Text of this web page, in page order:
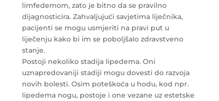
limfedemom, zato je bitno da se pravilno
dijagnosticira. Zahvaljujući savjetima liječnika,
pacijenti se mogu usmjeriti na pravi put u
liječenju kako bi im se poboljšalo zdravstveno
stanje.
Postoji nekoliko stadija lipedema. Oni
uznapredovaniji stadiji mogu dovesti do razvoja
novih bolesti. Osim poteškoća u hodu, kod npr.
lipedema nogu, postoje i one vezane uz estetske